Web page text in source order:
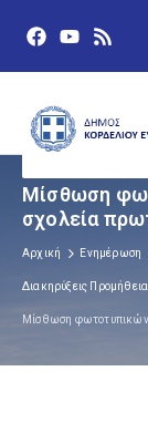
Μίσθωση
σχολεία
Αρχική Ενημέρωση
Διακηρύξεις
Μίσθωση